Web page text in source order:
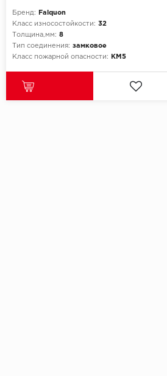
Бренд:
Falquon
Класс износостойкости: 32
Толщина,мм: 8
Тип соединения: замковое
Класс пожарной опасности:
КМ5